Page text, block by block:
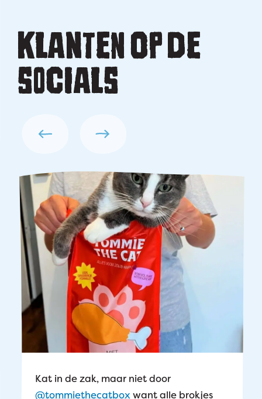
KLANTEN OP DE
SOCIALS
Kat in de zak, maar niet door
@tommiethecatbox want alle brokjes